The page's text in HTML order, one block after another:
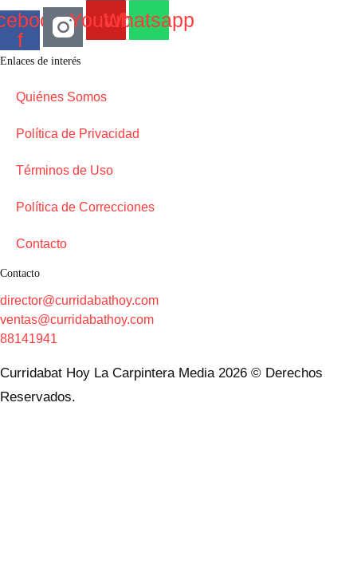
f
Youtube
Whatsapp
Enlaces de interés
Quiénes Somos
Política de Privacidad
Términos de Uso
Política de Correcciones
Contacto
Contacto
director@curridabathoy.com
ventas@curridabathoy.com
88141941
Curridabat Hoy La Carpintera Media 2026 © Derechos
Reservados.